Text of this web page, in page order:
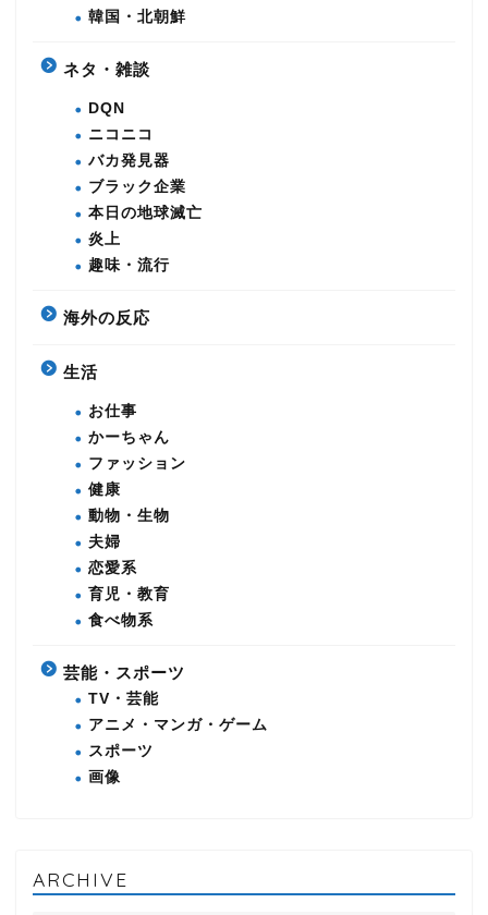
韓国・北朝鮮
ネタ・雑談
DQN
ニコニコ
バカ発見器
ブラック企業
本日の地球滅亡
炎上
趣味・流行
海外の反応
生活
お仕事
かーちゃん
ファッション
健康
動物・生物
夫婦
恋愛系
育児・教育
食べ物系
芸能・スポーツ
TV・芸能
アニメ・マンガ・ゲーム
スポーツ
画像
ARCHIVE